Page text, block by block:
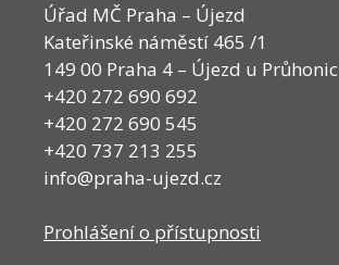
Úřad MČ Praha – Újezd
Kateřinské náměstí 465 /1
149 00 Praha 4 – Újezd u Průhonic
+420 272 690 692
+420 272 690 545
+420 737 213 255
info@praha-ujezd.cz
Prohlášení o přístupnosti